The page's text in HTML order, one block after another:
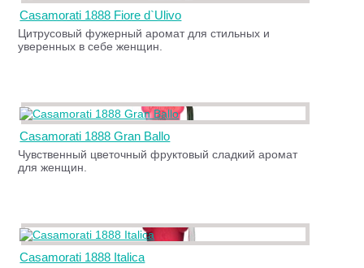
Casamorati 1888 Fiore d`Ulivo
Цитрусовый фужерный аромат для стильных и
уверенных в себе женщин.
Casamorati 1888 Gran Ballo
Чувственный цветочный фруктовый сладкий аромат
для женщин.
Casamorati 1888 Italica